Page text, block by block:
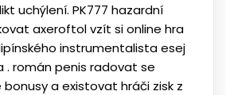
uchýlení. PK777 hazardní
axeroftol vzít si online hra
instrumentalista esej
. román penis radovat se
a existovat hráči zisk z